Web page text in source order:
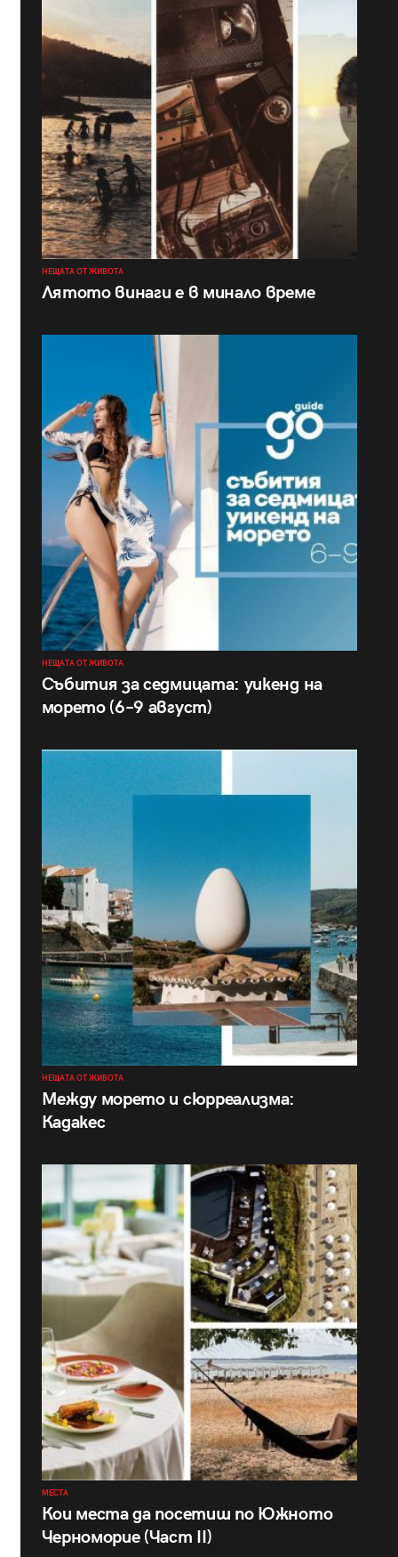
НЕЩАТА ОТ ЖИВОТА
Лятото винаги е в минало време
НЕЩАТА ОТ ЖИВОТА
Събития за седмицата: уикенд на
морето (6–9 август)
НЕЩАТА ОТ ЖИВОТА
Между морето и сюрреализма:
Кадакес
МЕСТА
Кои места да посетиш по Южното
Черноморие (Част II)